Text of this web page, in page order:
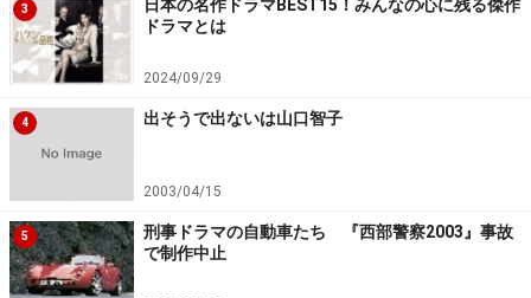
3
日本の名作ドラマBEST15！みんなの心に残る傑作
ドラマとは
2024/09/29
4 出そうで出ないは山口智子
2003/04/15
5
刑事ドラマの自動車たち 『西部警察2003』事故
で制作中止